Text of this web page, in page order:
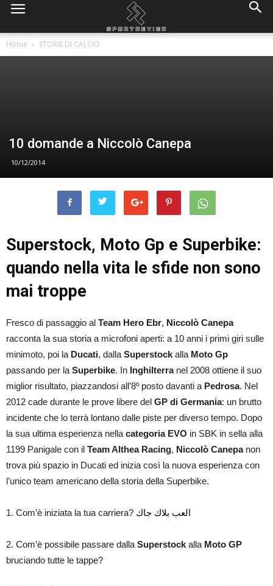
Home STORIE DI CALCIO
10 domande a Niccolò Canepa
10/12/2014
Superstock, Moto Gp e Superbike:
quando nella vita le sfide non sono
mai troppe
Fresco di passaggio al Team Hero Ebr, Niccolò Canepa
racconta la sua storia a microfoni aperti: a 10 anni i primi giri sulle
minimoto, poi la Ducati, dalla Superstock alla Moto Gp
passando per la Superbike. In Inghilterranel 2008 ottiene il suo
miglior risultato, piazzandosi all’8º posto davanti a Pedrosa. Nel
2012 cade durante le prove libere del GP di Germania: un brutto
incidente che lo terrà lontano dalle piste per diverso tempo. Dopo
la sua ultima esperienza nella categoria EVO in SBK in sella alla
1199 Panigale con il Team Althea Racing, Niccolò Canepanon
trova più spazio in Ducati ed inizia così la nuova esperienza con
l’unico team americano della storia della Superbike.
1. Com’è iniziata la tua carriera? العب بلاك جاك
2. Com’è possibile passare dalla Superstock alla Moto GP
bruciando tutte le tappe?